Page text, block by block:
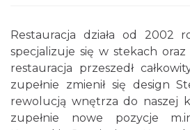
Restauracja działa od 2002
specjalizuje się w stekach
restauracja przeszedł
zupełnie zmienił się design
rewolucją wnętrza do naszej
zupełnie nowe pozycje